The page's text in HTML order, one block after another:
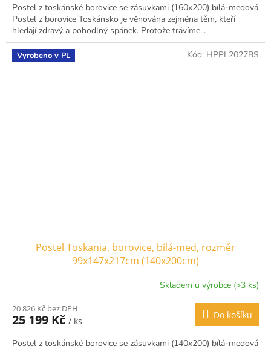
Postel z toskánské borovice se zásuvkami (160x200) bílá-medová
Postel z borovice Toskánsko je věnována zejména těm, kteří
hledají zdravý a pohodlný spánek. Protože trávíme...
Vyrobeno v PL
Postel Toskania, borovice, bílá-med, rozměr
99x147x217cm (140x200cm)
Skladem u výrobce (>3 ks)
20 826 Kč bez DPH
25 199 Kč / ks
Do košíku
Postel z toskánské borovice se zásuvkami (140x200) bílá-medová
Kód: HPPL2027BS